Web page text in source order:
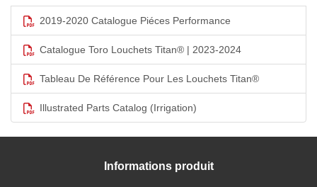
2019-2020 Catalogue Piéces Performance
Catalogue Toro Louchets Titan® | 2023-2024
Tableau De Référence Pour Les Louchets Titan®
Illustrated Parts Catalog (Irrigation)
Informations produit